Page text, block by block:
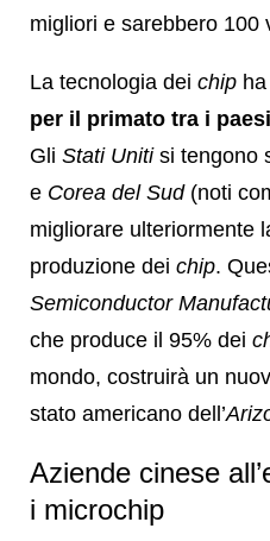
migliori e sarebbero 100
La tecnologia dei chip
per il primato tra i
Gli Stati Unitisi tengono
e Corea del Sud(noti
migliorare ulteriormente
produzione dei chip.
Semiconductor
che produce il 95% dei
mondo, costruirà un
stato americano dell’
Aziende cinese
i microchip